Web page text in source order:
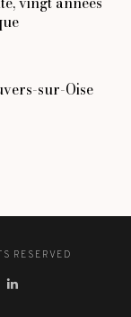
sur-Oise
RESERVED